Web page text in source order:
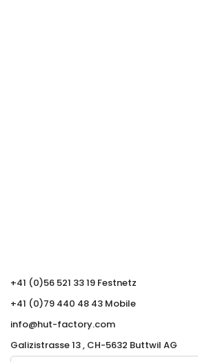
+41 (0)56 521 33 19 Festnetz
+41 (0)79 440 48 43 Mobile
info@hut-factory.com
Galizistrasse 13 , CH-5632 Buttwil AG